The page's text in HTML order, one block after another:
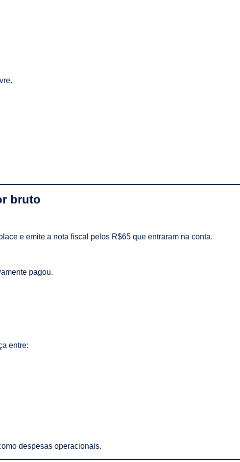
bruto
e emite a nota fiscal pelos R$65 que entraram na conta.
pagou.
entre:
despesas operacionais.